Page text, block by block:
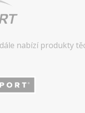
nabízí produkty